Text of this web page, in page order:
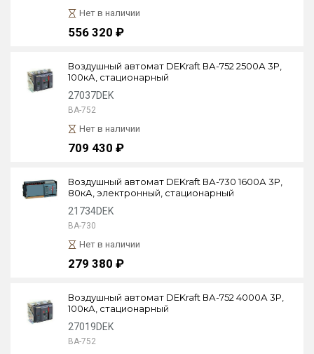
Нет в наличии
556 320 ₽
Воздушный автомат DEKraft ВА-752 2500А 3P,
100кА, стационарный
27037DEK
ВА-752
Нет в наличии
709 430 ₽
Воздушный автомат DEKraft ВА-730 1600А 3P,
80кА, электронный, стационарный
21734DEK
ВА-730
Нет в наличии
279 380 ₽
Воздушный автомат DEKraft ВА-752 4000А 3P,
100кА, стационарный
27019DEK
ВА-752